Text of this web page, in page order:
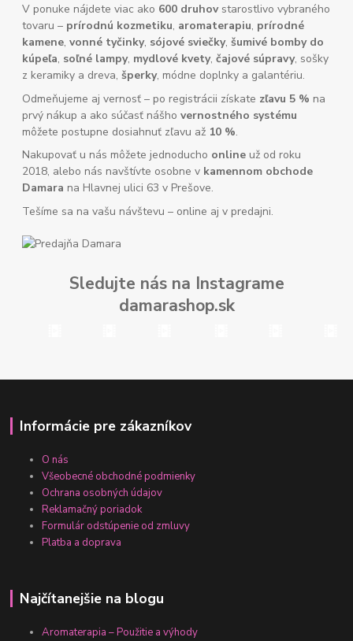
V ponuke nájdete viac ako 600 druhovstarostlivo vybraného
tovaru – prírodnú kozmetiku, aromaterapiu, prírodné
kamene,vonné tyčinky, sójové sviečky,šumivé bomby do
kúpeľa, soľné lampy, mydlové kvety,čajové súpravy, sošky
z keramiky a dreva,šperky, módne doplnky a galantériu.
Odmeňujeme aj vernosť – po registrácii získate zľavu 5 % na
prvý nákup a ako súčasť nášhovernostného systému
môžete postupne dosiahnuť zľavu až 10 %.
Nakupovať u nás môžete jednoducho online už od roku
2018, alebo nás navštívte osobne v kamennom obchode
Damara na Hlavnej ulici 63 v Prešove.
Tešíme sa na vašu návštevu – online aj v predajni.
Sledujte nás na Instagrame
damarashop.sk
Informácie pre zákazníkov
O nás
Všeobecné obchodné podmienky
Ochrana osobných údajov
Reklamačný poriadok
Formulár odstúpenie od zmluvy
Platba a doprava
Najčítanejšie na blogu
Aromaterapia – Použitie a výhody